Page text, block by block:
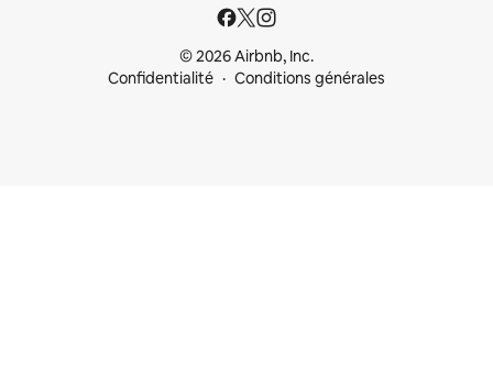
© 2026 Airbnb, Inc.
Confidentialité
Conditions générales